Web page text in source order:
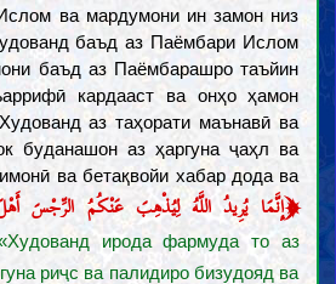
ва мардумони ин замон низ
баъд аз Паёмбари Ислом
баъд аз Паёмбарашро таъйин
кардааст ва онҳо ҳамон
аз таҳорати маънавӣ ва
буданашон аз ҳаргуна ҷаҳл ва
ва бетақвойи хабар дода ва
﴿إِنَّمَا يُرِيدُ اللَّهُ لِيُذْهِبَ عَنْكُمُ الرِّجْسَ
ирода фармуда то аз
риҷс ва палидиро бизудояд ва